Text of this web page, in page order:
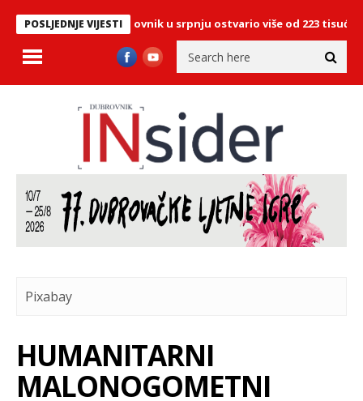
POSLJEDNJE VIJESTI
brojke: Dubrovnik u srpnju ostvario više od 223 tisuće
Pixabay
HUMANITARNI
MALONOGOMETNI